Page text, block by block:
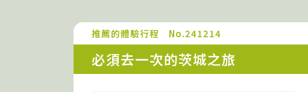
推薦的體驗行程 No.241214
必須去一次的茨城之旅